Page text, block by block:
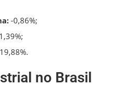
-0,86%;
no Brasil